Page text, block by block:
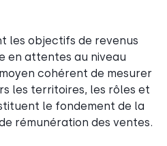
les objectifs de revenus
en attentes au niveau
cohérent de mesurer
les territoires, les rôles et
le fondement de la
rémunération des ventes.